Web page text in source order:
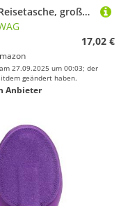
Mehrzweck-Reisetasche, große Kapazität, Organizer, wasserabweisend, Oxford-Schultertaschen für Profis, Allzweck-Reisezubehör-Organizer, hellviolett, Mass Beauty
17,02 €
27.09.2025 um 00:03; der
geändert haben.
Anbieter